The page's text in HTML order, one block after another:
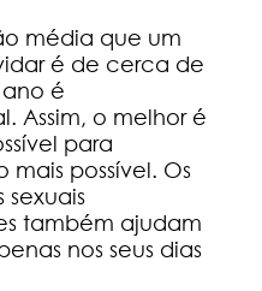
média que um
é de cerca de
é
Assim, o melhor é
para
mais possível. Os
sexuais
também ajudam
nos seus dias